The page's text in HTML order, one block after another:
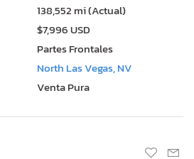
138,552 mi (Actual)
$7,996 USD
Partes Frontales
North Las Vegas, NV
Venta Pura